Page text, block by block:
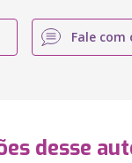
Fale
desse